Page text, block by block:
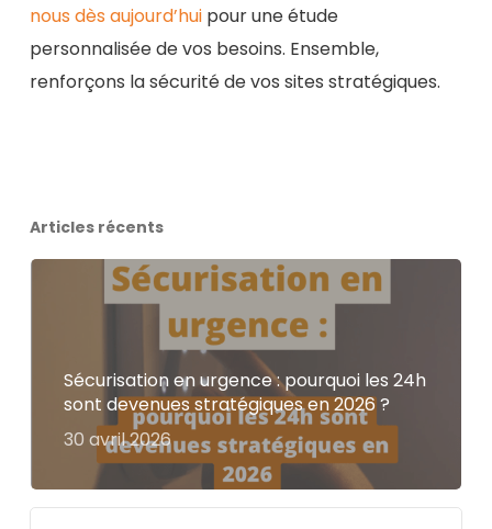
nous dès aujourd’huipour une étude
personnalisée de vos besoins. Ensemble,
renforçons la sécurité de vos sites stratégiques.
Articles récents
Sécurisation en urgence : pourquoi les 24h
sont devenues stratégiques en 2026 ?
30 avril 2026